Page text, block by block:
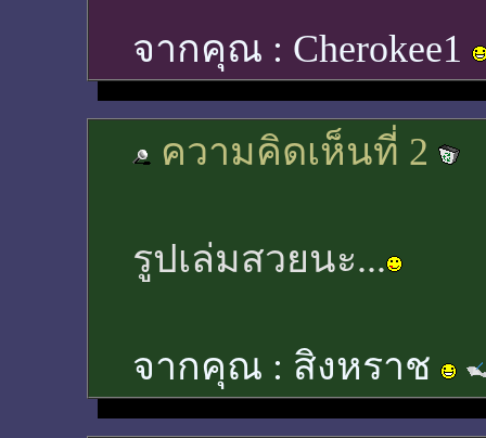
จากคุณ : Cherokee1
ความคิดเห็นที่ 2
รูปเล่มสวยนะ...
จากคุณ : สิงหราช